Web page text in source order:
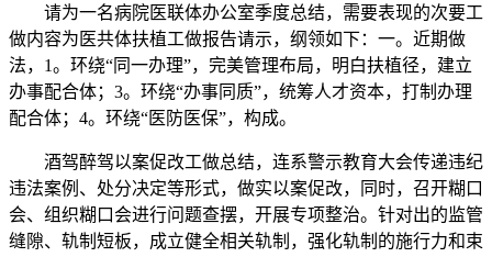
请为一名病院医联体办公室季度总结，需要表现的次要工
做内容为医共体扶植工做报告请示，纲领如下：一。近期做
法，1。环绕“同一办理”，完美管理布局，明白扶植径，建立
办事配合体；3。环绕“办事同质”，统筹人才资本，打制办理
配合体；4。环绕“医防医保”，构成。
酒驾醉驾以案促改工做总结，连系警示教育大会传递违纪
违法案例、处分决定等形式，做实以案促改，同时，召开糊口
会、组织糊口会进行问题查摆，开展专项整治。针对出的监管
缝隙、轨制短板，成立健全相关轨制，强化轨制的施行力和束